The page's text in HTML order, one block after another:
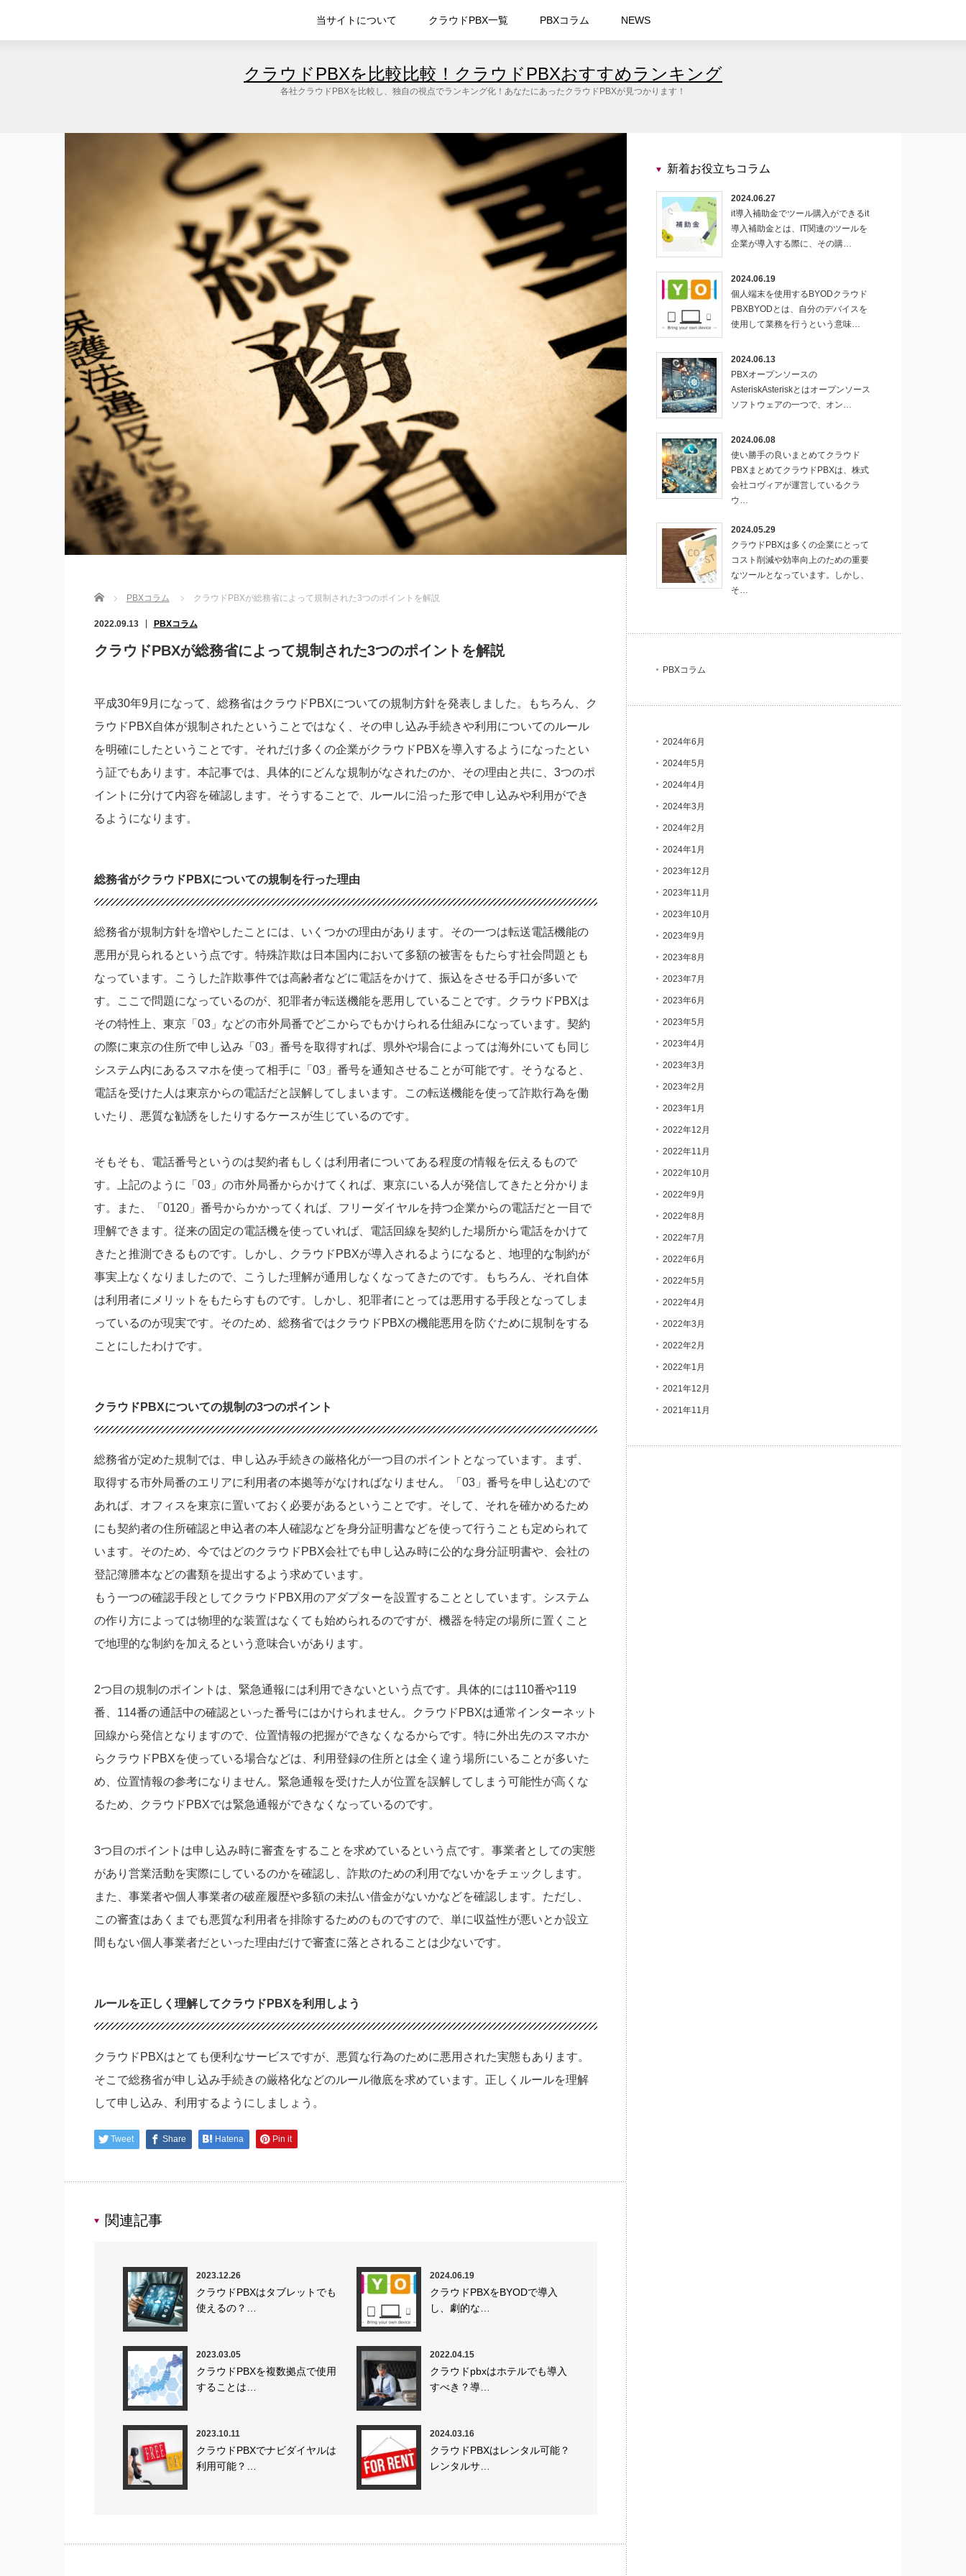
クラウドPBXを比較比較！クラウドPBXおすすめランキング
各社クラウドPBXを比較し、独自の視点でランキング化！あなたにあったクラウドPBXが見つかります！
当サイトについて クラウドPBX一覧 PBXコラム NEWS
Home PBXコラム クラウドPBXが総務省によって規制された3つのポイントを解説
2022.09.13 PBXコラム
クラウドPBXが総務省によって規制された3つのポイントを解説
平成30年9月になって、総務省はクラウドPBXについての規制方針を発表しました。もちろん、ク
ラウドPBX自体が規制されたということではなく、その申し込み手続きや利用についてのルール
を明確にしたということです。それだけ多くの企業がクラウドPBXを導入するようになったとい
う証でもあります。本記事では、具体的にどんな規制がなされたのか、その理由と共に、3つのポ
イントに分けて内容を確認します。そうすることで、ルールに沿った形で申し込みや利用ができ
るようになります。
総務省がクラウドPBXについての規制を行った理由
総務省が規制方針を増やしたことには、いくつかの理由があります。その一つは転送電話機能の
悪用が見られるという点です。特殊詐欺は日本国内において多額の被害をもたらす社会問題とも
なっています。こうした詐欺事件では高齢者などに電話をかけて、振込をさせる手口が多いで
す。ここで問題になっているのが、犯罪者が転送機能を悪用していることです。クラウドPBXは
その特性上、東京「03」などの市外局番でどこからでもかけられる仕組みになっています。契約
の際に東京の住所で申し込み「03」番号を取得すれば、県外や場合によっては海外にいても同じ
システム内にあるスマホを使って相手に「03」番号を通知させることが可能です。そうなると、
電話を受けた人は東京からの電話だと誤解してしまいます。この転送機能を使って詐欺行為を働
いたり、悪質な勧誘をしたりするケースが生じているのです。
そもそも、電話番号というのは契約者もしくは利用者についてある程度の情報を伝えるもので
す。上記のように「03」の市外局番からかけてくれば、東京にいる人が発信してきたと分かりま
す。また、「0120」番号からかかってくれば、フリーダイヤルを持つ企業からの電話だと一目で
理解できます。従来の固定の電話機を使っていれば、電話回線を契約した場所から電話をかけて
きたと推測できるものです。しかし、クラウドPBXが導入されるようになると、地理的な制約が
事実上なくなりましたので、こうした理解が通用しなくなってきたのです。もちろん、それ自体
は利用者にメリットをもたらすものです。しかし、犯罪者にとっては悪用する手段となってしま
っているのが現実です。そのため、総務省ではクラウドPBXの機能悪用を防ぐために規制をする
ことにしたわけです。
クラウドPBXについての規制の3つのポイント
総務省が定めた規制では、申し込み手続きの厳格化が一つ目のポイントとなっています。まず、
取得する市外局番のエリアに利用者の本拠等がなければなりません。「03」番号を申し込むので
あれば、オフィスを東京に置いておく必要があるということです。そして、それを確かめるため
にも契約者の住所確認と申込者の本人確認などを身分証明書などを使って行うことも定められて
います。そのため、今ではどのクラウドPBX会社でも申し込み時に公的な身分証明書や、会社の
登記簿謄本などの書類を提出するよう求めています。
もう一つの確認手段としてクラウドPBX用のアダプターを設置することとしています。システム
の作り方によっては物理的な装置はなくても始められるのですが、機器を特定の場所に置くこと
で地理的な制約を加えるという意味合いがあります。
2つ目の規制のポイントは、緊急通報には利用できないという点です。具体的には110番や119
番、114番の通話中の確認といった番号にはかけられません。クラウドPBXは通常インターネット
回線から発信となりますので、位置情報の把握ができなくなるからです。特に外出先のスマホか
らクラウドPBXを使っている場合などは、利用登録の住所とは全く違う場所にいることが多いた
め、位置情報の参考になりません。緊急通報を受けた人が位置を誤解してしまう可能性が高くな
るため、クラウドPBXでは緊急通報ができなくなっているのです。
3つ目のポイントは申し込み時に審査をすることを求めているという点です。事業者としての実態
があり営業活動を実際にしているのかを確認し、詐欺のための利用でないかをチェックします。
また、事業者や個人事業者の破産履歴や多額の未払い借金がないかなどを確認します。ただし、
この審査はあくまでも悪質な利用者を排除するためのものですので、単に収益性が悪いとか設立
間もない個人事業者だといった理由だけで審査に落とされることは少ないです。
ルールを正しく理解してクラウドPBXを利用しよう
クラウドPBXはとても便利なサービスですが、悪質な行為のために悪用された実態もあります。
そこで総務省が申し込み手続きの厳格化などのルール徹底を求めています。正しくルールを理解
して申し込み、利用するようにしましょう。
Tweet Share Hatena Pin it
関連記事
2023.12.26
クラウドPBXはタブレットでも
使えるの？…
2024.06.19
クラウドPBXをBYODで導入
し、劇的な…
2023.03.05
クラウドPBXを複数拠点で使用
することは…
2022.04.15
クラウドpbxはホテルでも導入
すべき？導…
2023.10.11
クラウドPBXでナビダイヤルは
利用可能？…
2024.03.16
クラウドPBXはレンタル可能？
レンタルサ…
新着お役立ちコラム
2024.06.27
it導入補助金でツール購入ができるit
導入補助金とは、IT関連のツールを
企業が導入する際に、その購…
2024.06.19
個人端末を使用するBYODクラウド
PBXBYODとは、自分のデバイスを
使用して業務を行うという意味…
2024.06.13
PBXオープンソースの
AsteriskAsteriskとはオープンソース
ソフトウェアの一つで、オン…
2024.06.08
使い勝手の良いまとめてクラウド
PBXまとめてクラウドPBXは、株式
会社コヴィアが運営しているクラ
ウ…
2024.05.29
クラウドPBXは多くの企業にとって
コスト削減や効率向上のための重要
なツールとなっています。しかし、
そ…
PBXコラム
2024年6月
2024年5月
2024年4月
2024年3月
2024年2月
2024年1月
2023年12月
2023年11月
2023年10月
2023年9月
2023年8月
2023年7月
2023年6月
2023年5月
2023年4月
2023年3月
2023年2月
2023年1月
2022年12月
2022年11月
2022年10月
2022年9月
2022年8月
2022年7月
2022年6月
2022年5月
2022年4月
2022年3月
2022年2月
2022年1月
2021年12月
2021年11月